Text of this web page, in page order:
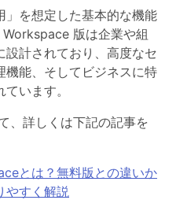
」を想定した基本的な機能
版は企業や組
計されており、高度なセ
機能、そしてビジネスに特
います。
、詳しくは下記の記事を
とは？無料版との違いか
やすく解説